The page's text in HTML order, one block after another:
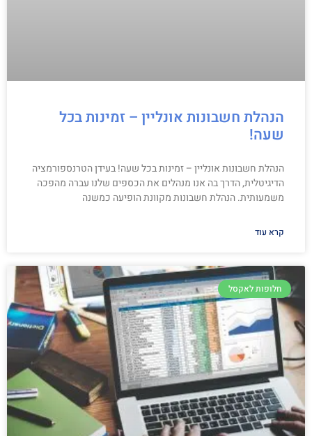
הנהלת חשבונות אונליין – זמינות בכל
שעה!
הנהלת חשבונות אונליין – זמינות בכל שעה! בעידן הטרנספורמציה
הדיגיטלית, הדרך בה אנו מנהלים את הכספים שלנו עברה מהפכה
משמעותית. הנהלת חשבונות מקוונת הופיעה כמשנה
קרא עוד
חלופות לאקסל